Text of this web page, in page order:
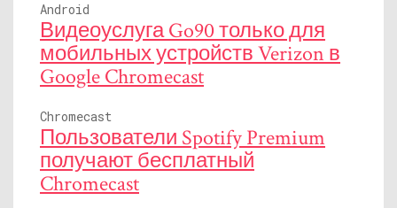
Android
Видеоуслуга Go90 только для
мобильных устройств Verizon в
Google Chromecast
Chromecast
Пользователи Spotify Premium
получают бесплатный
Chromecast